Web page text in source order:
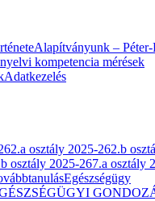
Alapítványunk –
kompetencia mérések
Adatkezelés
2.a osztály 2025-262.b
osztály 2025-267.a osztály
Egészségügy